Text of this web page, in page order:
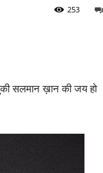
253
सलमान ख़ान की जय हो